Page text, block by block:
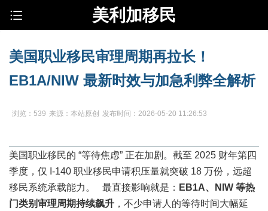
美利加移民
美国职业移民审理周期再拉长！
EB1A/NIW 最新时效与加急利弊全解析
浏览：539 来源：本站原创 发布时间：2026-05-20 11:26:53
美国职业移民的 “等待焦虑” 正在加剧。截至 2025 财年第四
季度，仅 I-140 职业移民申请积压量就突破 18 万份，远超
移民系统承载能力。 最直接影响就是： EB1A、NIW 等热
门类别审理周期持续飙升 ，不少申请人的等待时间大幅延